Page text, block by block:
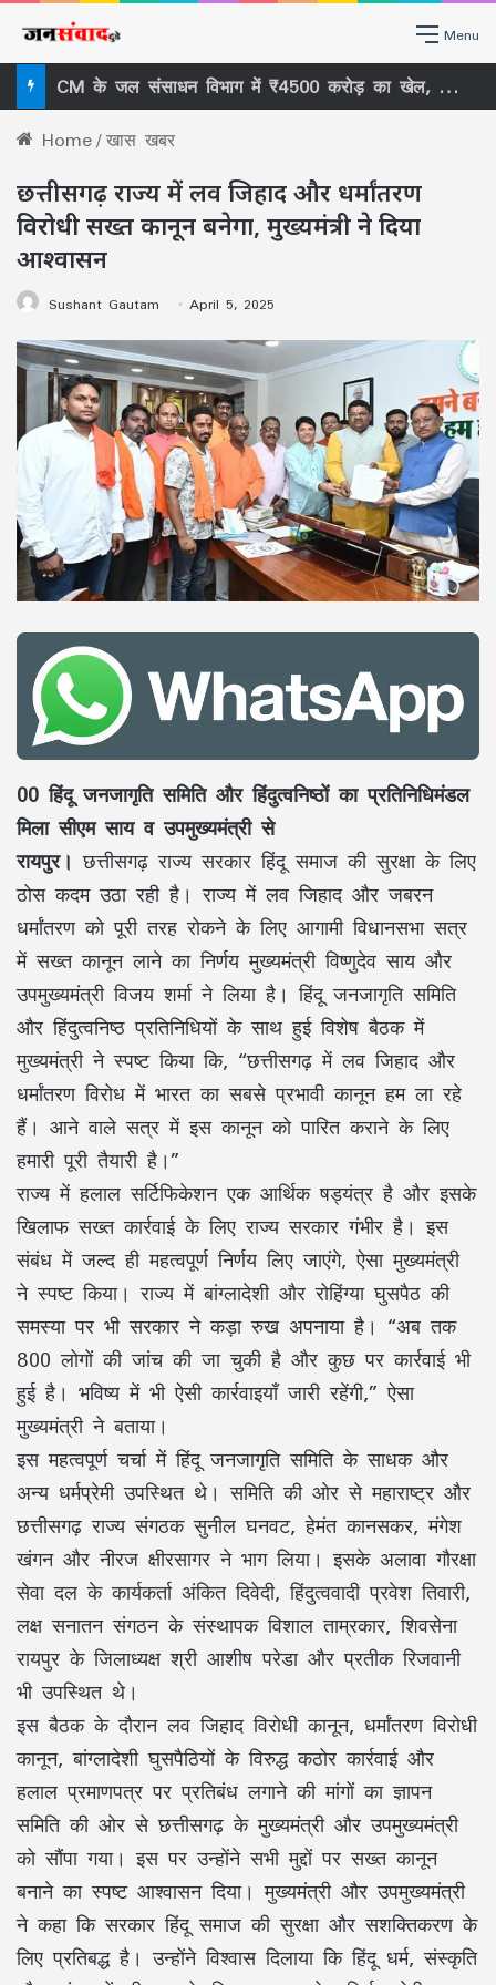
Menu
CM के जल संसाधन विभाग में ₹4500 करोड़ का खेल, सख्त नॉर्म्स से किसकी दुकान पर लगा ताला, सचिव को हटाने तक क्यों पहुंची लड़ाई?
Home/खास खबर
छत्तीसगढ़ राज्य में लव जिहाद और धर्मांतरण
विरोधी सख्त कानून बनेगा, मुख्यमंत्री ने दिया
आश्वासन
Sushant Gautam April 5, 2025
00 हिंदू जनजागृति समिति और हिंदुत्वनिष्ठों का प्रतिनिधिमंडल
मिला सीएम साय व उपमुख्यमंत्री से
रायपुर। छत्तीसगढ़ राज्य सरकार हिंदू समाज की सुरक्षा के लिए
ठोस कदम उठा रही है। राज्य में लव जिहाद और जबरन
धर्मांतरण को पूरी तरह रोकने के लिए आगामी विधानसभा सत्र
में सख्त कानून लाने का निर्णय मुख्यमंत्री विष्णुदेव साय और
उपमुख्यमंत्री विजय शर्मा ने लिया है। हिंदू जनजागृति समिति
और हिंदुत्वनिष्ठ प्रतिनिधियों के साथ हुई विशेष बैठक में
मुख्यमंत्री ने स्पष्ट किया कि, “छत्तीसगढ़ में लव जिहाद और
धर्मांतरण विरोध में भारत का सबसे प्रभावी कानून हम ला रहे
हैं। आने वाले सत्र में इस कानून को पारित कराने के लिए
हमारी पूरी तैयारी है।”
राज्य में हलाल सर्टिफिकेशन एक आर्थिक षड्यंत्र है और इसके
खिलाफ सख्त कार्रवाई के लिए राज्य सरकार गंभीर है। इस
संबंध में जल्द ही महत्वपूर्ण निर्णय लिए जाएंगे, ऐसा मुख्यमंत्री
ने स्पष्ट किया। राज्य में बांग्लादेशी और रोहिंग्या घुसपैठ की
समस्या पर भी सरकार ने कड़ा रुख अपनाया है। “अब तक
800 लोगों की जांच की जा चुकी है और कुछ पर कार्रवाई भी
हुई है। भविष्य में भी ऐसी कार्रवाइयाँ जारी रहेंगी,” ऐसा
मुख्यमंत्री ने बताया।
इस महत्वपूर्ण चर्चा में हिंदू जनजागृति समिति के साधक और
अन्य धर्मप्रेमी उपस्थित थे। समिति की ओर से महाराष्ट्र और
छत्तीसगढ़ राज्य संगठक सुनील घनवट, हेमंत कानसकर, मंगेश
खंगन और नीरज क्षीरसागर ने भाग लिया। इसके अलावा गौरक्षा
सेवा दल के कार्यकर्ता अंकित दिवेदी, हिंदुत्ववादी प्रवेश तिवारी,
लक्ष सनातन संगठन के संस्थापक विशाल ताम्रकार, शिवसेना
रायपुर के जिलाध्यक्ष श्री आशीष परेडा और प्रतीक रिजवानी
भी उपस्थित थे।
इस बैठक के दौरान लव जिहाद विरोधी कानून, धर्मांतरण विरोधी
कानून, बांग्लादेशी घुसपैठियों के विरुद्ध कठोर कार्रवाई और
हलाल प्रमाणपत्र पर प्रतिबंध लगाने की मांगों का ज्ञापन
समिति की ओर से छत्तीसगढ़ के मुख्यमंत्री और उपमुख्यमंत्री
को सौंपा गया। इस पर उन्होंने सभी मुद्दों पर सख्त कानून
बनाने का स्पष्ट आश्वासन दिया। मुख्यमंत्री और उपमुख्यमंत्री
ने कहा कि सरकार हिंदू समाज की सुरक्षा और सशक्तिकरण के
लिए प्रतिबद्ध है। उन्होंने विश्वास दिलाया कि हिंदू धर्म, संस्कृति